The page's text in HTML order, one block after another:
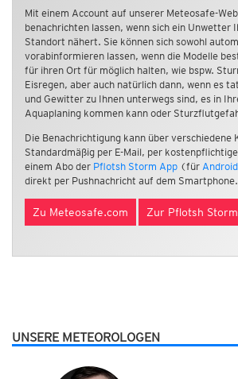
Mit einem Account auf unserer Meteosafe-
benachrichten lassen, wenn sich ein Unwetter
Standort nähert. Sie können sich sowohl
vorabinformieren lassen, wenn die Modelle
für ihren Ort für möglich halten, wie bspw.
Eisregen, aber auch natürlich dann, wenn es
und Gewitter zu Ihnen unterwegs sind, es in
Aquaplaning kommen kann oder
Die Benachrichtigung kann über verschiedene
Standardmäßig per E-Mail, per
einem Abo der Pflotsh Storm App (für Android
direkt per Pushnachricht auf dem Smartphone.
Zu Meteosafe.com Zur Pflotsh
UNSERE METEOROLOGEN